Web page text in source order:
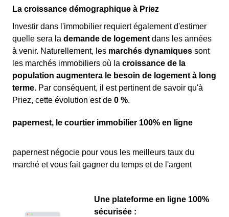
La croissance démographique à Priez
Investir dans l'immobilier requiert également d'estimer
quelle sera la demande de logement dans les années
à venir. Naturellement, les marchés dynamiques sont
les marchés immobiliers où la croissance de la
population augmentera le besoin de logement à long
terme. Par conséquent, il est pertinent de savoir qu'à
Priez, cette évolution est de 0 %.
papernest, le courtier immobilier 100% en ligne
papernest négocie pour vous les meilleurs taux du
marché et vous fait gagner du temps et de l'argent
Une plateforme en ligne 100%
sécurisée :